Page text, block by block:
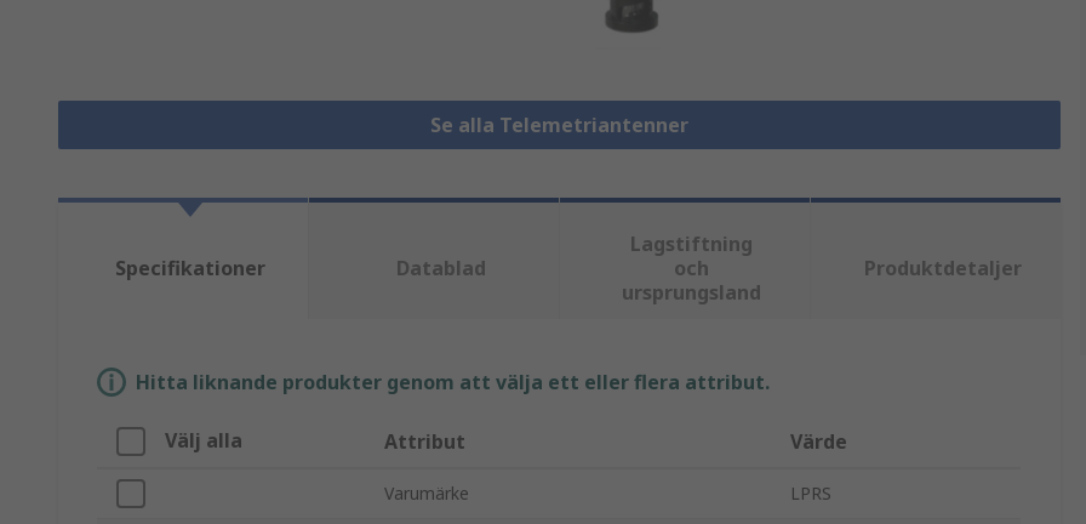
Se alla Telemetriantenner
Specifikationer Datablad
Lagstiftning
och
ursprungsland
Produktdetaljer
Hitta liknande produkter genom att välja ett eller flera attribut.
Välj alla Attribut Värde
Varumärke LPRS